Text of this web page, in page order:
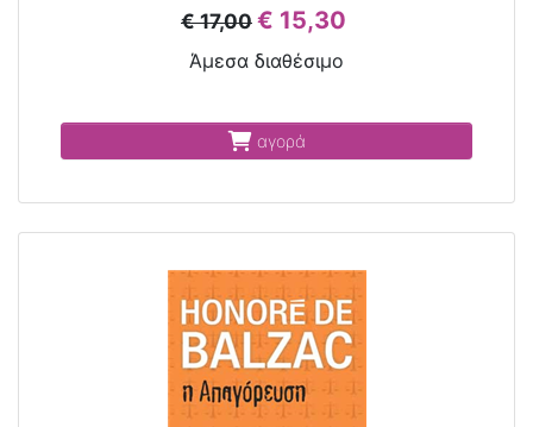
€ 17,00 € 15,30
Άμεσα διαθέσιμο
αγορά